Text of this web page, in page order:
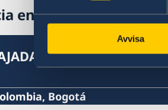
Avvisa
en Ecuador
DE SUECIA
Bogotá